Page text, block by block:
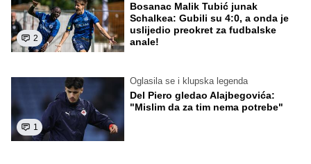
2
Bosanac Malik Tubić junak
Schalkea: Gubili su 4:0, a onda je
uslijedio preokret za fudbalske
anale!
1
Oglasila se i klupska legenda
Del Piero gledao Alajbegovića:
"Mislim da za tim nema potrebe"